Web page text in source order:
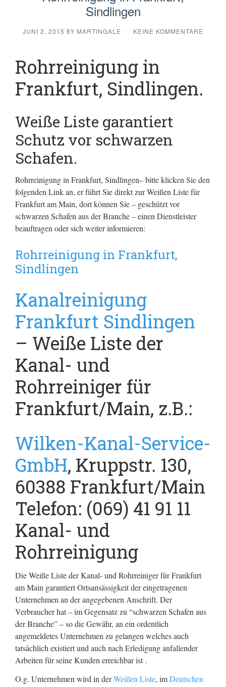
Sindlingen
JUNI 2, 2015 BY MARTINGALE · KEINE KOMMENTARE
Rohrreinigung in
Frankfurt, Sindlingen.
Weiße Liste garantiert
Schutz vor schwarzen
Schafen.
Rohrreinigung in Frankfurt, Sindlingen– bitte klicken Sie den
folgenden Link an, er führt Sie direkt zur Weißen Liste für
Frankfurt am Main, dort können Sie – geschützt vor
schwarzen Schafen aus der Branche – einen Dienstleister
beauftragen oder sich weiter informieren:
Rohrreinigung in Frankfurt,
Sindlingen
Kanalreinigung
Frankfurt Sindlingen
– Weiße Liste der
Kanal- und
Rohrreiniger für
Frankfurt/Main, z.B.:
Wilken-Kanal-Service-
GmbH, Kruppstr. 130,
60388 Frankfurt/Main
Telefon: (069) 41 91 11
Kanal- und
Rohrreinigung
Die Weiße Liste der Kanal- und Rohrreiniger für Frankfurt
am Main garantiert Ortsansässigkeit der eingetragenen
Unternehmen an der angegebenen Anschrift. Der
Verbraucher hat – im Gegensatz zu “schwarzen Schafen aus
der Branche” – so die Gewähr, an ein ordentlich
angemeldetes Unternehmen zu gelangen welches auch
tatsächlich existiert und auch nach Erledigung anfallender
Arbeiten für seine Kunden erreichbar ist .
O.g. Unternehmen wird in derWeißen Liste, imDeutschen